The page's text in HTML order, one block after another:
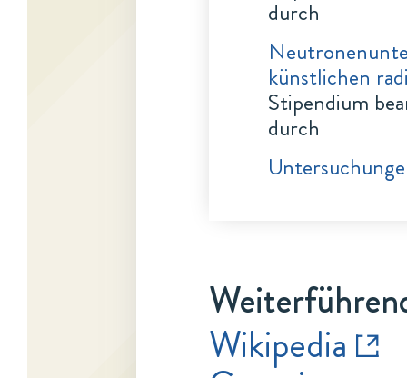
durch
künstlichen
Stipendium
durch
Wikipedia